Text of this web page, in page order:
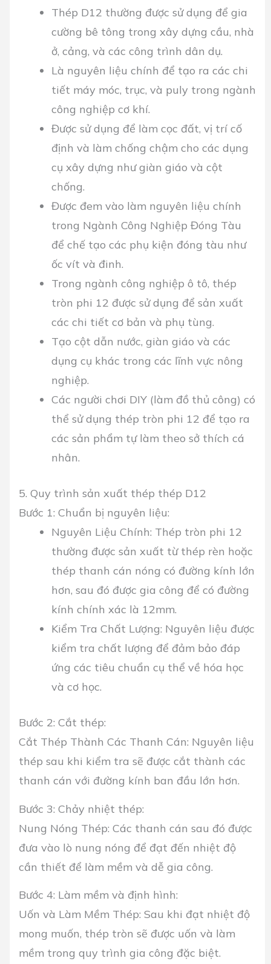
Thép D12 thường được sử dụng để gia
cường bê tông trong xây dựng cầu, nhà
ở, cảng, và các công trình dân dụ.
Là nguyên liệu chính để tạo ra các chi
tiết máy móc, trục, và puly trong ngành
công nghiệp cơ khí.
Được sử dụng để làm cọc đất, vị trí cố
định và làm chống chậm cho các dụng
cụ xây dựng như giàn giáo và cột
chống.
Được đem vào làm nguyên liệu chính
trong Ngành Công Nghiệp Đóng Tàu
để chế tạo các phụ kiện đóng tàu như
ốc vít và đinh.
Trong ngành công nghiệp ô tô, thép
tròn phi 12 được sử dụng để sản xuất
các chi tiết cơ bản và phụ tùng.
Tạo cột dẫn nước, giàn giáo và các
dụng cụ khác trong các lĩnh vực nông
nghiệp.
Các người chơi DIY (làm đồ thủ công) có
thể sử dụng thép tròn phi 12 để tạo ra
các sản phẩm tự làm theo sở thích cá
nhân.
5. Quy trình sản xuất thép thép D12
Bước 1: Chuẩn bị nguyên liệu:
Nguyên Liệu Chính: Thép tròn phi 12
thường được sản xuất từ thép rèn hoặc
thép thanh cán nóng có đường kính lớn
hơn, sau đó được gia công để có đường
kính chính xác là 12mm.
Kiểm Tra Chất Lượng: Nguyên liệu được
kiểm tra chất lượng để đảm bảo đáp
ứng các tiêu chuẩn cụ thể về hóa học
và cơ học.
Bước 2: Cắt thép:
Cắt Thép Thành Các Thanh Cán: Nguyên liệu
thép sau khi kiểm tra sẽ được cắt thành các
thanh cán với đường kính ban đầu lớn hơn.
Bước 3: Chảy nhiệt thép:
Nung Nóng Thép: Các thanh cán sau đó được
đưa vào lò nung nóng để đạt đến nhiệt độ
cần thiết để làm mềm và dễ gia công.
Bước 4: Làm mềm và định hình:
Uốn và Làm Mềm Thép: Sau khi đạt nhiệt độ
mong muốn, thép tròn sẽ được uốn và làm
mềm trong quy trình gia công đặc biệt.